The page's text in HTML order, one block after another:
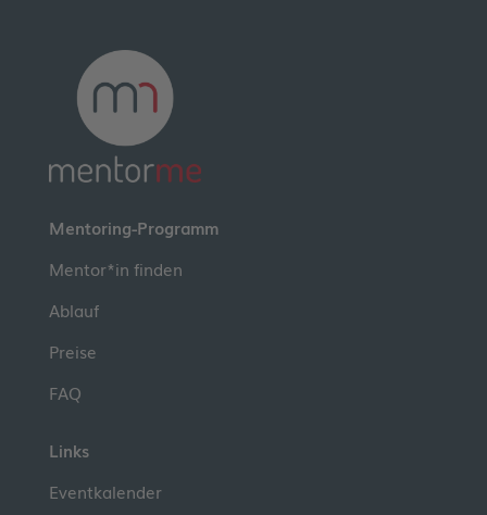
Mentoring-Programm
Mentor*in finden
Ablauf
Preise
FAQ
Links
Eventkalender